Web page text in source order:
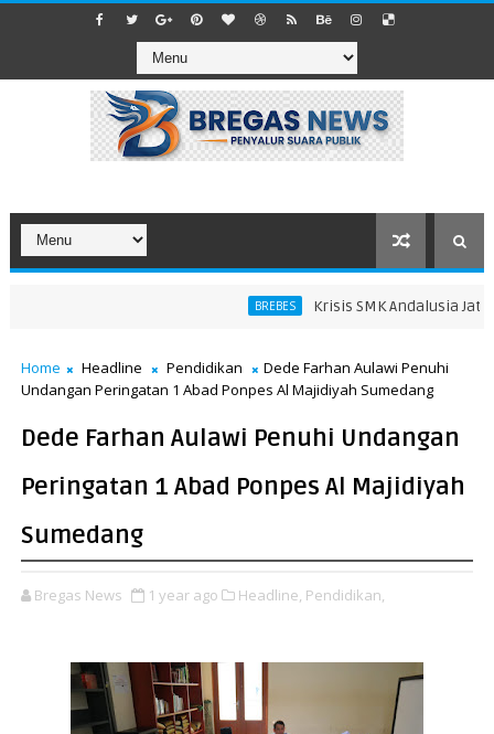
BREBES Krisis SMK Andalusia
Home Headline Pendidikan
Dede Farhan Aulawi Penuhi
Undangan Peringatan 1 Abad Ponpes Al Majidiyah Sumedang
Dede Farhan Aulawi Penuhi Undangan
Peringatan 1 Abad Ponpes Al Majidiyah
Sumedang
Bregas News 1 year ago Headline, Pendidikan,